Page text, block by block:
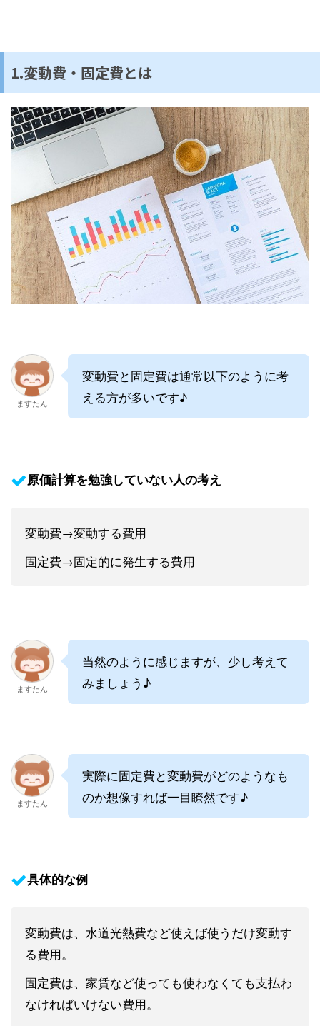
1.変動費・固定費とは
ますたん
変動費と固定費は通常以下のように考
える方が多いです♪
原価計算を勉強していない人の考え
変動費→変動する費用
固定費→固定的に発生する費用
ますたん
当然のように感じますが、少し考えて
みましょう♪
ますたん
実際に固定費と変動費がどのようなも
のか想像すれば一目瞭然です♪
具体的な例
変動費は、水道光熱費など使えば使うだけ変動す
る費用。
固定費は、家賃など使っても使わなくても支払わ
なければいけない費用。